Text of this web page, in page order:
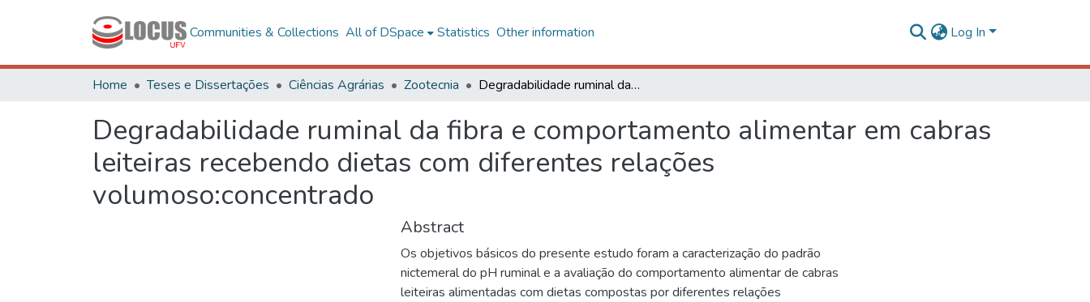
Communities & Collections All of DSpace Statistics Other information Log In
Home Teses e Dissertações Ciências Agrárias Zootecnia Degradabilidade ruminal da fibra e comportamento alimentar em cabras leiteiras recebendo dietas com diferentes relações volumoso:concentrado
Degradabilidade ruminal da fibra e comportamento alimentar em cabras
leiteiras recebendo dietas com diferentes relações
volumoso:concentrado
Abstract
Os objetivos básicos do presente estudo foram a caracterização do padrão
nictemeral do pH ruminal e a avaliação do comportamento alimentar de cabras
leiteiras alimentadas com dietas compostas por diferentes relações